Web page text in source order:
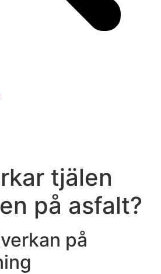
tjälen
på asfalt?
på